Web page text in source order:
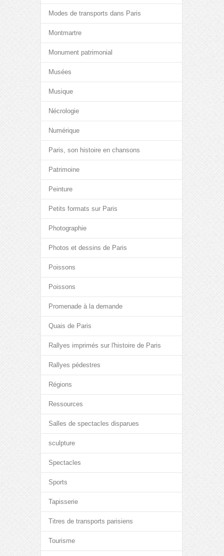
Modes de transports dans Paris
Montmartre
Monument patrimonial
Musées
Musique
Nécrologie
Numérique
Paris, son histoire en chansons
Patrimoine
Peinture
Petits formats sur Paris
Photographie
Photos et dessins de Paris
Poissons
Poissons
Promenade à la demande
Quais de Paris
Rallyes imprimés sur l'histoire de Paris
Rallyes pédestres
Régions
Ressources
Salles de spectacles disparues
sculpture
Spectacles
Sports
Tapisserie
Titres de transports parisiens
Tourisme